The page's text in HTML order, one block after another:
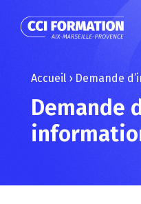
Accueil› Demande
Demande